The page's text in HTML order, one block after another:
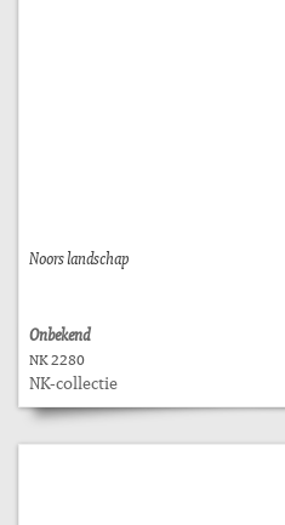
Noors landschap
Onbekend
NK 2280
NK-collectie